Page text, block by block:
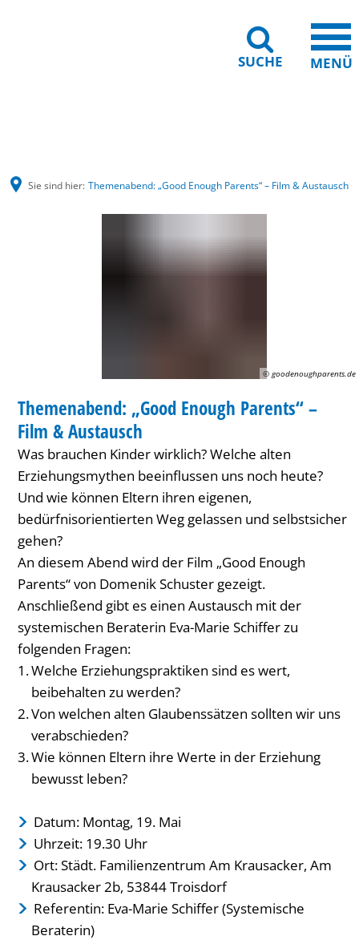
SUCHE MENÜ
Sie sind hier: Themenabend: „Good Enough Parents“ – Film & Austausch
Austausch
© goodenoughparents.de
KATEGORIE: FAMILIENZENTRUM / KITA
Themenabend: „Good Enough Parents“ –
Film & Austausch
Was brauchen Kinder wirklich? Welche alten
Erziehungsmythen beeinflussen uns noch heute?
Und wie können Eltern ihren eigenen,
bedürfnisorientierten Weg gelassen und selbstsicher
gehen?
An diesem Abend wird der Film „Good Enough
Parents“ von Domenik Schuster gezeigt.
Anschließend gibt es einen Austausch mit der
systemischen Beraterin Eva-Marie Schiffer zu
folgenden Fragen:
Welche Erziehungspraktiken sind es wert,
beibehalten zu werden?
Von welchen alten Glaubenssätzen sollten wir uns
verabschieden?
Wie können Eltern ihre Werte in der Erziehung
bewusst leben?
Datum: Montag, 19. Mai
Uhrzeit: 19.30 Uhr
Ort: Städt. Familienzentrum Am Krausacker, Am
Krausacker 2b, 53844 Troisdorf
Referentin: Eva-Marie Schiffer (Systemische
Beraterin)